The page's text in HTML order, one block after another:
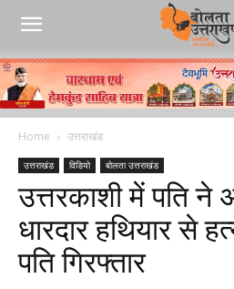
Home उत्तराखंड
उत्तराखंड विडियो बोलता उत्तराखंड
उत्तरकाशी में पति ने
धारदार हथियार से
पति गिरफ्तार